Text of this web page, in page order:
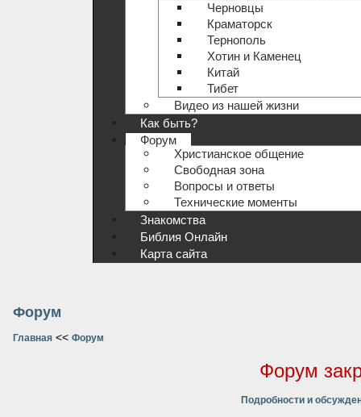
Черновцы
Краматорск
Тернополь
Хотин и Каменец
Китай
Тибет
Видео из нашей жизни
Как быть?
Форум
Христианское общение
Свободная зона
Вопросы и ответы
Технические моменты
Знакомства
Библия Онлайн
Карта сайта
Форум
Главная << Форум
Форум
Подробности и